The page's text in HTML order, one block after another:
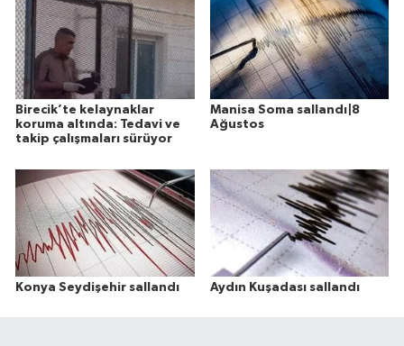
Birecik’te kelaynaklar
koruma altında: Tedavi ve
takip çalışmaları sürüyor
Manisa Soma sallandı|8
Ağustos
Konya Seydişehir sallandı Aydın Kuşadası sallandı